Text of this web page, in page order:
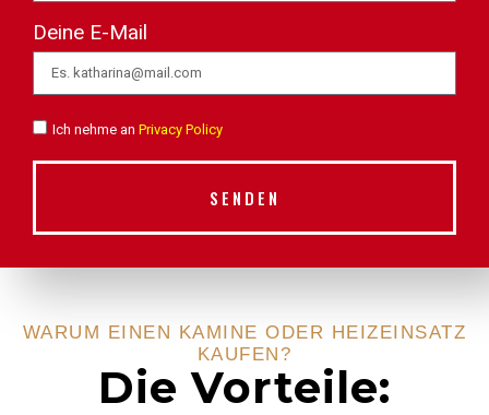
Deine E-Mail
Ich nehme an Privacy Policy
SENDEN
WARUM EINEN KAMINE ODER HEIZEINSATZ
KAUFEN?
Die Vorteile: